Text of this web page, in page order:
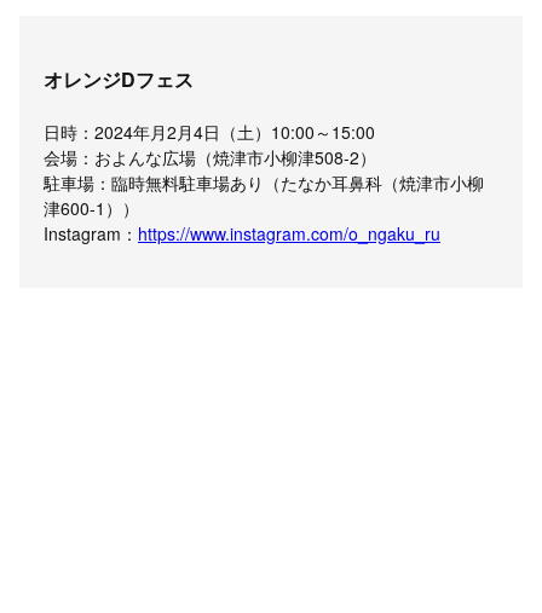
オレンジDフェス
日時：2024年月2月4日（土）10:00～15:00
会場：およんな広場（焼津市小柳津508-2）
駐車場：臨時無料駐車場あり（たなか耳鼻科（焼津市小柳
津600-1））
Instagram： https://www.instagram.com/o_ngaku_ru